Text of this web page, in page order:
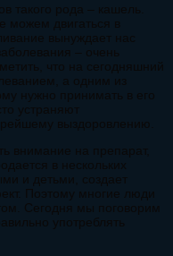
такого рода – кашель.
двигаться в
вынуждает нас
– очень
что на сегодняшний
а одним из
нужно принимать в его
устраняют
выздоровлению.
внимание на препарат,
в нескольких
и детьми, создает
Поэтому многие люди
Сегодня мы поговорим
употреблять